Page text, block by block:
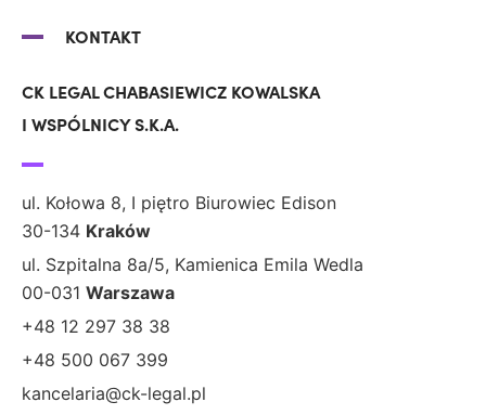
KONTAKT
CK LEGAL CHABASIEWICZ KOWALSKA
I WSPÓLNICY S.K.A.
ul. Kołowa 8, I piętro Biurowiec Edison
30-134 Kraków
ul. Szpitalna 8a/5, Kamienica Emila Wedla
00-031 Warszawa
+48 12 297 38 38
+48 500 067 399
kancelaria@ck-legal.pl